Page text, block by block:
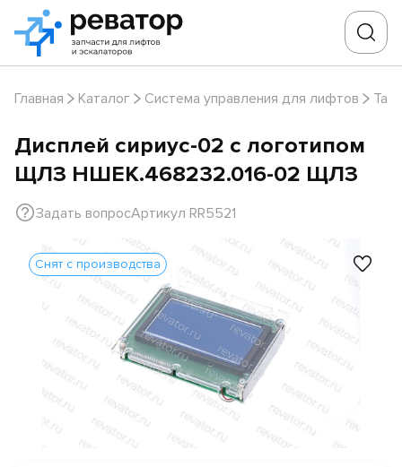
Главная Каталог Система управления для лифтов
Дисплей сириус-02 с логотипом
ЩЛЗ НШЕК.468232.016-02 ЩЛЗ
Задать вопросАртикул RR5521
Снят с производства